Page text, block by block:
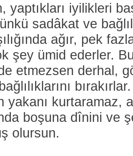
yaptıkları iyilikleri
sadâkat ve
ağır, pek
şey ümid ederler.
etmezsen derhal,
yakanı kurtaramaz,
boşuna dînini ve
olursun.